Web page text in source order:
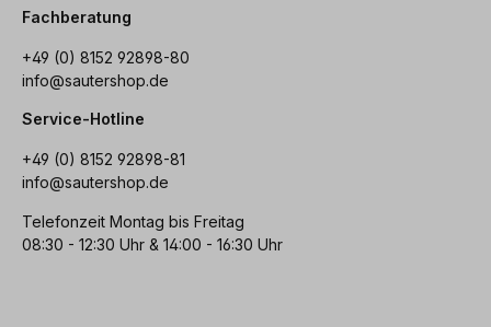
Fachberatung
+49 (0) 8152 92898-80
info@sautershop.de
Service-Hotline
+49 (0) 8152 92898-81
info@sautershop.de
Telefonzeit Montag bis Freitag
08:30 - 12:30 Uhr & 14:00 - 16:30 Uhr